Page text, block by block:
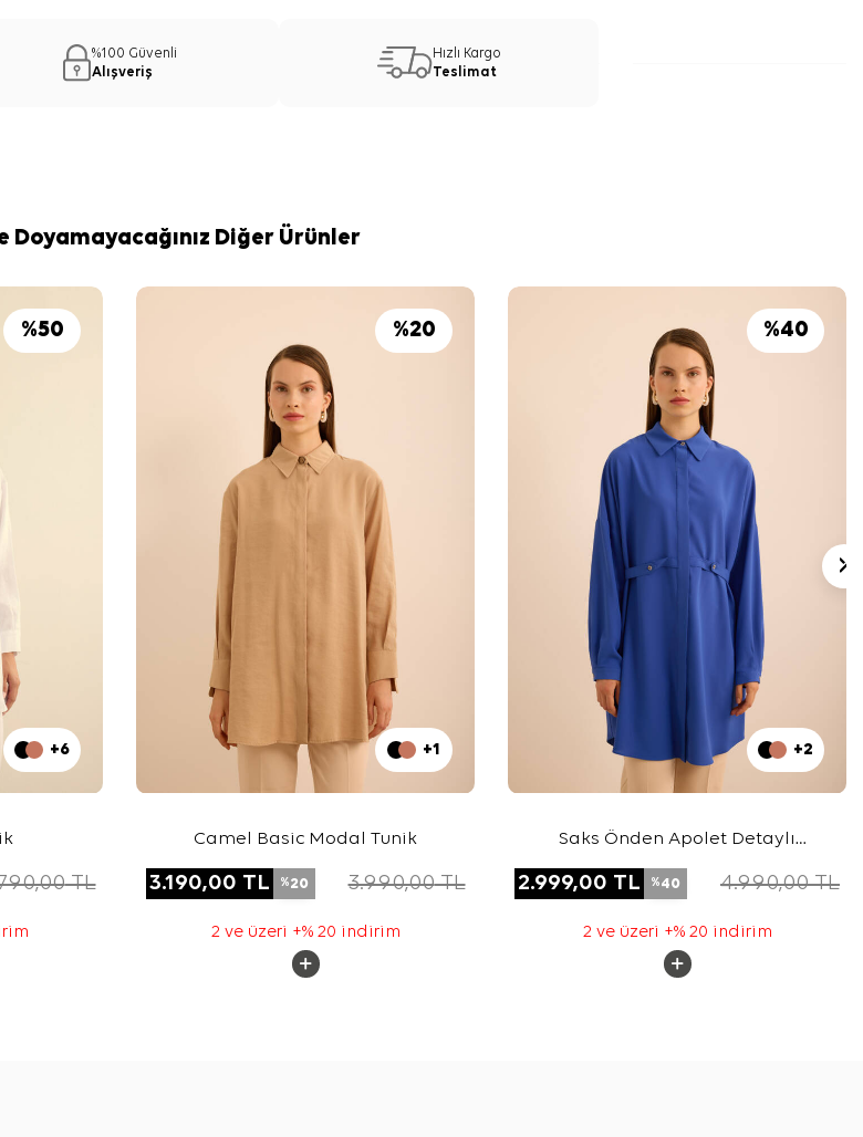
%100 Güvenli
Alışveriş
Hızlı Kargo
Teslimat
Doyamayacağınız Diğer Ürünler
%50
+6
TL
%20
+1
Camel Basic Modal Tunik
3.190,00 TL %20 3.990,00TL
2 ve üzeri +% 20 indirim
%40
+2
Saks Önden Apolet Detaylı
2.999,00 TL %40 4.990,00TL
2 ve üzeri +% 20 indirim